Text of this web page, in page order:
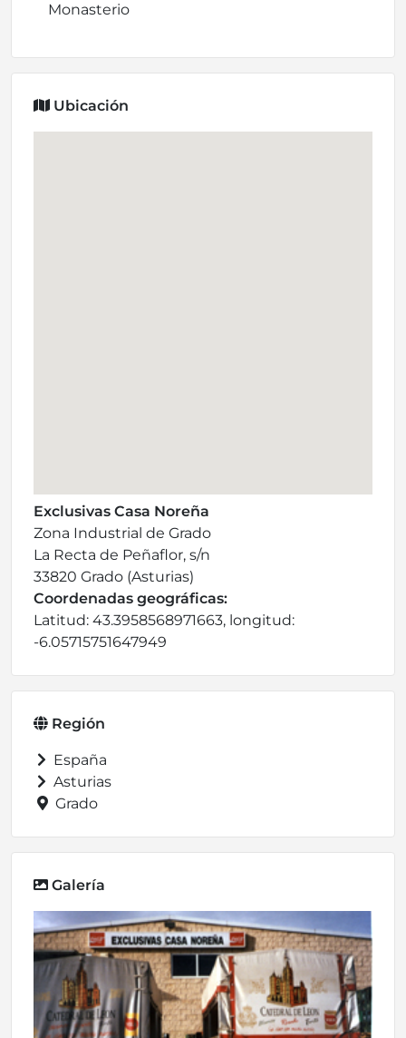
Monasterio
Ubicación
Exclusivas Casa Noreña
Zona Industrial de Grado
La Recta de Peñaflor, s/n
33820 Grado (Asturias)
Coordenadas geográficas:
Latitud: 43.3958568971663, longitud:
-6.05715751647949
Región
España
Asturias
Grado
Galería